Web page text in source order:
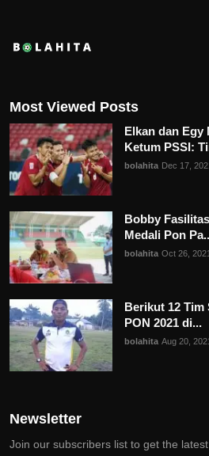
Most Viewed Posts
Elkan dan Egy
Ketum PSSI:
bolahita Dec 17,
Bobby
Medali Pon
bolahita Oct 26, 2021
Berikut 12 Tim
PON 2021 di...
bolahita Aug 20, 2021
Newsletter
Join our subscribers list to get the